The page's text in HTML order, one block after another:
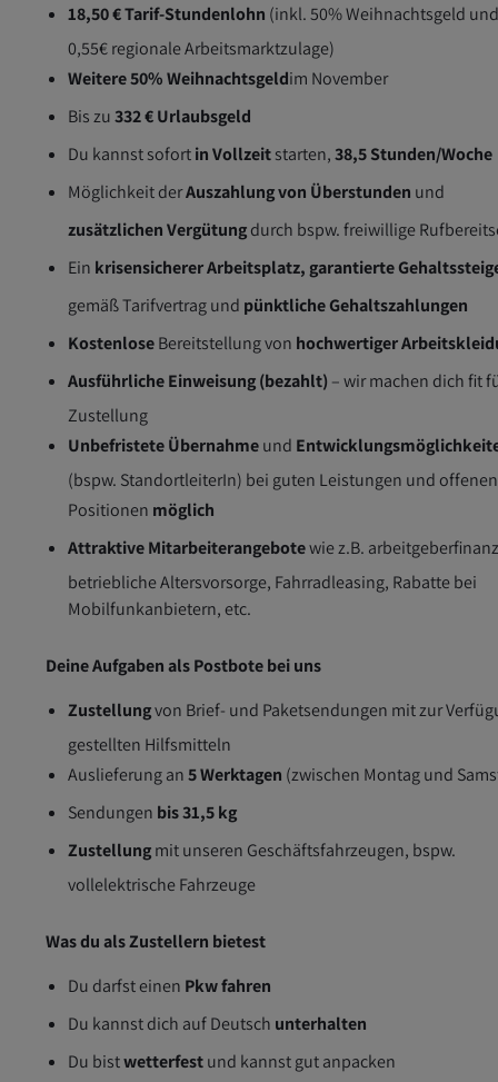
18,50 € Tarif-Stundenlohn (inkl. 50% Weihnachtsgeld
0,55€ regionale Arbeitsmarktzulage)
Weitere 50% Weihnachtsgeldim November
Bis zu332 € Urlaubsgeld
Du kannst sofortin Vollzeitstarten,38,5 Stunden/Woche
Möglichkeit derAuszahlung von Überstunden und
zusätzlichen Vergütungdurch bspw. freiwillige
Ein krisensicherer Arbeitsplatz, garantierte
gemäß Tarifvertrag und pünktliche Gehaltszahlungen
KostenloseBereitstellung von hochwertiger
Ausführliche Einweisung (bezahlt) – wir machen dich fit
Zustellung
Unbefristete Übernahmeund
(bspw. StandortleiterIn) bei guten Leistungen und offenen
Positionen möglich
Attraktive Mitarbeiterangebotewie z.B.
betriebliche Altersvorsorge, Fahrradleasing, Rabatte bei
Mobilfunkanbietern, etc.
Deine Aufgaben als Postbote bei uns
Zustellungvon Brief- und Paketsendungen mit zur
gestellten Hilfsmitteln
Auslieferung an5 Werktagen (zwischen Montag und
Sendungen bis 31,5 kg
Zustellungmit unseren Geschäftsfahrzeugen, bspw.
vollelektrische Fahrzeuge
Was du als Zustellern bietest
Du darfst einen Pkw fahren
Du kannst dich auf Deutsch unterhalten
Du bistwetterfestund kannst gut anpacken